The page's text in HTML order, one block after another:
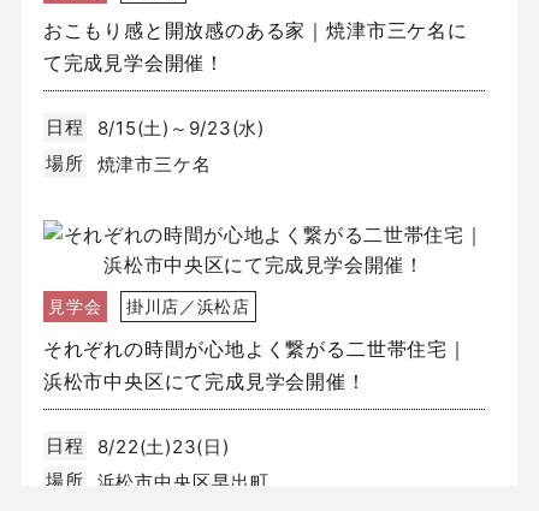
おこもり感と開放感のある家｜焼津市三ケ名に
て完成見学会開催！
日程
8/15(土)～9/23(水)
場所
焼津市三ケ名
見学会 掛川店／浜松店
それぞれの時間が心地よく繋がる二世帯住宅｜
浜松市中央区にて完成見学会開催！
日程
8/22(土)23(日)
場所
浜松市中央区早出町